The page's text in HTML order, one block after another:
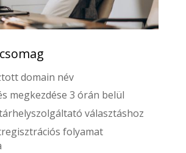
domain név
megkezdése 3 órán belül
választáshoz
folyamat